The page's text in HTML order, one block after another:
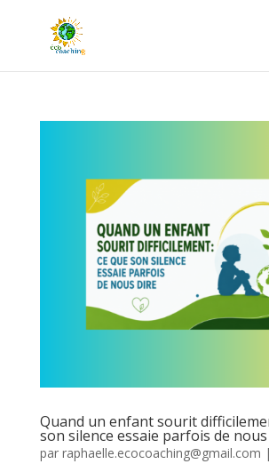
Quand un enfant sourit
son silence essaie parfois de
par raphaelle.ecocoaching@gmail.com |